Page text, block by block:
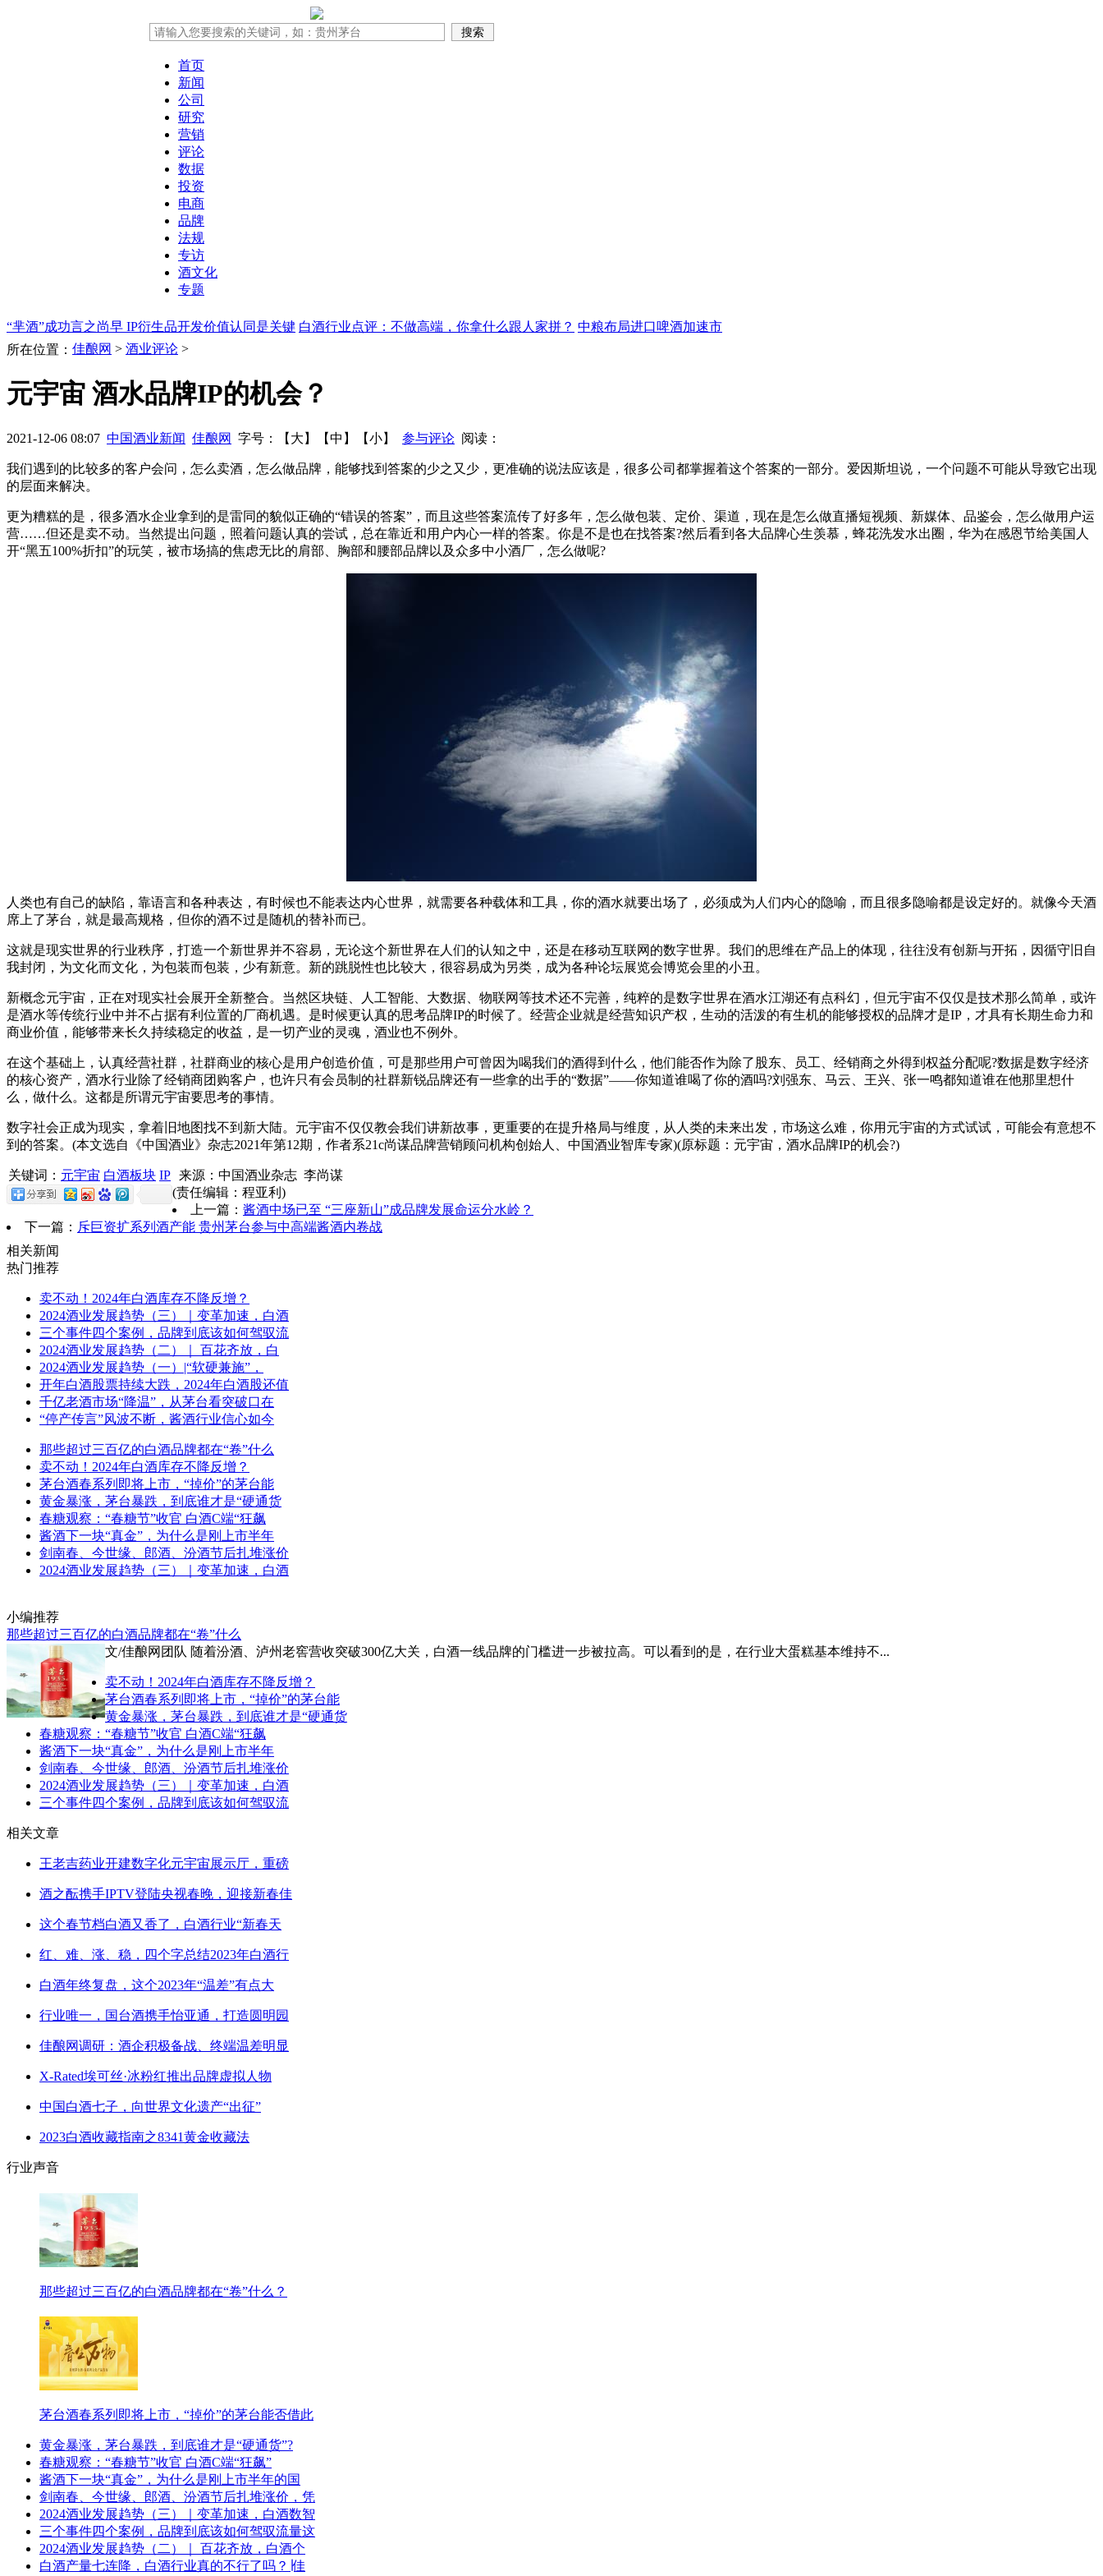
首页
新闻
公司
研究
营销
评论
数据
投资
电商
品牌
法规
专访
酒文化
专题
“芈酒”成功言之尚早 IP衍生品开发价值认同是关键 白酒行业点评：不做高端，你拿什么跟人家拼？ 中粮布局进口啤酒加速市
场洗牌 公关危机!老村长事件的启示!
门”事件重创保健酒行业 未来保健酒将更加边缘化 内蒙古世纪呼白酒业迎来发展新机遇
所在位置： 佳酿网 > 酒业评论 >
元宇宙 酒水品牌IP的机会？
2021-12-06 08:07 中国酒业新闻 佳酿网 字号：【 大 】【中 】【小】 参与评论 阅读：
我们遇到的比较多的客户会问，怎么卖酒，怎么做品牌，能够找到答案的少之又少，更准确的说法应该是，很多公司都掌握着这个答案的一部分。爱因斯坦说，一个问题不可能从导致它出现
的层面来解决。
更为糟糕的是，很多酒水企业拿到的是雷同的貌似正确的“错误的答案”，而且这些答案流传了好多年，怎么做包装、定价、渠道，现在是怎么做直播短视频、新媒体、品鉴会，怎么做用户运
营……但还是卖不动。当然提出问题，照着问题认真的尝试，总在靠近和用户内心一样的答案。你是不是也在找答案?然后看到各大品牌心生羡慕，蜂花洗发水出圈，华为在感恩节给美国人
开“黑五100%折扣”的玩笑，被市场搞的焦虑无比的肩部、胸部和腰部品牌以及众多中小酒厂，怎么做呢?
人类也有自己的缺陷，靠语言和各种表达，有时候也不能表达内心世界，就需要各种载体和工具，你的酒水就要出场了，必须成为人们内心的隐喻，而且很多隐喻都是设定好的。就像今天酒
席上了茅台，就是最高规格，但你的酒不过是随机的替补而已。
这就是现实世界的行业秩序，打造一个新世界并不容易，无论这个新世界在人们的认知之中，还是在移动互联网的数字世界。我们的思维在产品上的体现，往往没有创新与开拓，因循守旧自
我封闭，为文化而文化，为包装而包装，少有新意。新的跳脱性也比较大，很容易成为另类，成为各种论坛展览会博览会里的小丑。
新概念元宇宙，正在对现实社会展开全新整合。当然区块链、人工智能、大数据、物联网等技术还不完善，纯粹的是数字世界在酒水江湖还有点科幻，但元宇宙不仅仅是技术那么简单，或许
是酒水等传统行业中并不占据有利位置的厂商机遇。是时候更认真的思考品牌IP的时候了。经营企业就是经营知识产权，生动的活泼的有生机的能够授权的品牌才是IP，才具有长期生命力和
商业价值，能够带来长久持续稳定的收益，是一切产业的灵魂，酒业也不例外。
在这个基础上，认真经营社群，社群商业的核心是用户创造价值，可是那些用户可曾因为喝我们的酒得到什么，他们能否作为除了股东、员工、经销商之外得到权益分配呢?数据是数字经济
的核心资产，酒水行业除了经销商团购客户，也许只有会员制的社群新锐品牌还有一些拿的出手的“数据”——你知道谁喝了你的酒吗?刘强东、马云、王兴、张一鸣都知道谁在他那里想什
么，做什么。这都是所谓元宇宙要思考的事情。
数字社会正成为现实，拿着旧地图找不到新大陆。元宇宙不仅仅教会我们讲新故事，更重要的在提升格局与维度，从人类的未来出发，市场这么难，你用元宇宙的方式试试，可能会有意想不
到的答案。(本文选自《中国酒业》杂志2021年第12期，作者系21c尚谋品牌营销顾问机构创始人、中国酒业智库专家)(原标题：元宇宙，酒水品牌IP的机会?)
关键词： 元宇宙 白酒板块 IP 来源：中国酒业杂志 李尚谋
(责任编辑：程亚利)
上一篇： 酱酒中场已至 “三座新山”成品牌发展命运分水岭？
下一篇： 斥巨资扩系列酒产能 贵州茅台参与中高端酱酒内卷战
相关新闻
热门推荐
卖不动！2024年白酒库存不降反增？
2024酒业发展趋势（三）｜变革加速，白酒
三个事件四个案例，品牌到底该如何驾驭流
2024酒业发展趋势（二）｜ 百花齐放，白
2024酒业发展趋势（一）|“软硬兼施”，
开年白酒股票持续大跌，2024年白酒股还值
千亿老酒市场“降温”，从茅台看突破口在
“停产传言”风波不断，酱酒行业信心如今
那些超过三百亿的白酒品牌都在“卷”什么
卖不动！2024年白酒库存不降反增？
茅台酒春系列即将上市，“掉价”的茅台能
黄金暴涨，茅台暴跌，到底谁才是“硬通货
春糖观察：“春糖节”收官 白酒C端“狂飙
酱酒下一块“真金”，为什么是刚上市半年
剑南春、今世缘、郎酒、汾酒节后扎堆涨价
2024酒业发展趋势（三）｜变革加速，白酒
小编推荐
那些超过三百亿的白酒品牌都在“卷”什么
文/佳酿网团队 随着汾酒、泸州老窖营收突破300亿大关，白酒一线品牌的门槛进一步被拉高。可以看到的是，在行业大蛋糕基本维持不...
卖不动！2024年白酒库存不降反增？
茅台酒春系列即将上市，“掉价”的茅台能
黄金暴涨，茅台暴跌，到底谁才是“硬通货
春糖观察：“春糖节”收官 白酒C端“狂飙
酱酒下一块“真金”，为什么是刚上市半年
剑南春、今世缘、郎酒、汾酒节后扎堆涨价
2024酒业发展趋势（三）｜变革加速，白酒
三个事件四个案例，品牌到底该如何驾驭流
相关文章
王老吉药业开建数字化元宇宙展示厅，重磅
酒之酝携手IPTV登陆央视春晚，迎接新春佳
这个春节档白酒又香了，白酒行业“新春天
红、难、涨、稳，四个字总结2023年白酒行
白酒年终复盘，这个2023年“温差”有点大
行业唯一，国台酒携手怡亚通，打造圆明园
佳酿网调研：酒企积极备战、终端温差明显
X-Rated埃可丝·冰粉红推出品牌虚拟人物
中国白酒七子，向世界文化遗产“出征”
2023白酒收藏指南之8341黄金收藏法
行业声音
那些超过三百亿的白酒品牌都在“卷”什么？
茅台酒春系列即将上市，“掉价”的茅台能否借此
黄金暴涨，茅台暴跌，到底谁才是“硬通货”?
春糖观察：“春糖节”收官 白酒C端“狂飙”
酱酒下一块“真金”，为什么是刚上市半年的国
剑南春、今世缘、郎酒、汾酒节后扎堆涨价，凭
2024酒业发展趋势（三）｜变革加速，白酒数智
三个事件四个案例，品牌到底该如何驾驭流量这
2024酒业发展趋势（二）｜ 百花齐放，白酒个
白酒产量七连降，白酒行业真的不行了吗？∣佳